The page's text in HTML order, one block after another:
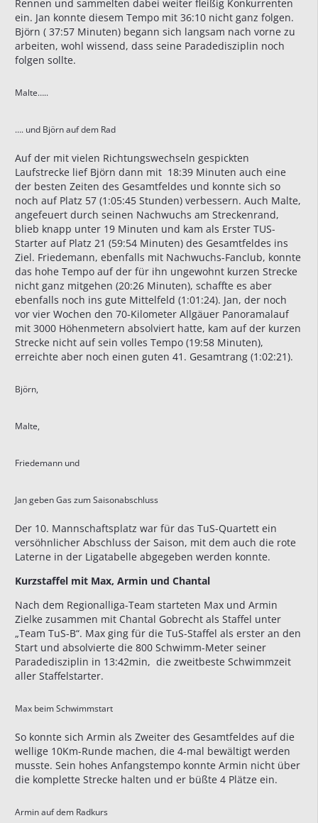
Rennen und sammelten dabei weiter fleißig Konkurrenten
ein. Jan konnte diesem Tempo mit 36:10 nicht ganz folgen.
Björn ( 37:57 Minuten) begann sich langsam nach vorne zu
arbeiten, wohl wissend, dass seine Paradedisziplin noch
folgen sollte.
Malte…..
…. und Björn auf dem Rad
Auf der mit vielen Richtungswechseln gespickten
Laufstrecke lief Björn dann mit 18:39 Minuten auch eine
der besten Zeiten des Gesamtfeldes und konnte sich so
noch auf Platz 57 (1:05:45 Stunden) verbessern. Auch Malte,
angefeuert durch seinen Nachwuchs am Streckenrand,
blieb knapp unter 19 Minuten und kam als Erster TUS-
Starter auf Platz 21 (59:54 Minuten) des Gesamtfeldes ins
Ziel. Friedemann, ebenfalls mit Nachwuchs-Fanclub, konnte
das hohe Tempo auf der für ihn ungewohnt kurzen Strecke
nicht ganz mitgehen (20:26 Minuten), schaffte es aber
ebenfalls noch ins gute Mittelfeld (1:01:24). Jan, der noch
vor vier Wochen den 70-Kilometer Allgäuer Panoramalauf
mit 3000 Höhenmetern absolviert hatte, kam auf der kurzen
Strecke nicht auf sein volles Tempo (19:58 Minuten),
erreichte aber noch einen guten 41. Gesamtrang (1:02:21).
Björn,
Malte,
Friedemann und
Jan geben Gas zum Saisonabschluss
Der 10. Mannschaftsplatz war für das TuS-Quartett ein
versöhnlicher Abschluss der Saison, mit dem auch die rote
Laterne in der Ligatabelle abgegeben werden konnte.
Kurzstaffel mit Max, Armin und Chantal
Nach dem Regionalliga-Team starteten Max und Armin
Zielke zusammen mit Chantal Gobrecht als Staffel unter
„Team TuS-B“. Max ging für die TuS-Staffel als erster an den
Start und absolvierte die 800 Schwimm-Meter seiner
Paradedisziplin in 13:42min, die zweitbeste Schwimmzeit
aller Staffelstarter.
Max beim Schwimmstart
So konnte sich Armin als Zweiter des Gesamtfeldes auf die
wellige 10Km-Runde machen, die 4-mal bewältigt werden
musste. Sein hohes Anfangstempo konnte Armin nicht über
die komplette Strecke halten und er büßte 4 Plätze ein.
Armin auf dem Radkurs